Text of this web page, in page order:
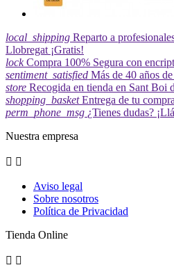
local_shipping Reparto a
Llobregat ¡Gratis!
lock Compra 100% Segura con
sentiment_satisfied Más de 40 años
store Recogida en tienda en Sant Boi
shopping_basket Entrega de tu
perm_phone_msg ¿Tienes dudas?
Nuestra empresa
 
Aviso legal
Sobre nosotros
Política de Privacidad
Tienda Online
 